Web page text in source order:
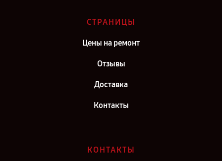
СТРАНИЦЫ
Цены на ремонт
Отзывы
Доставка
Контакты
КОНТАКТЫ